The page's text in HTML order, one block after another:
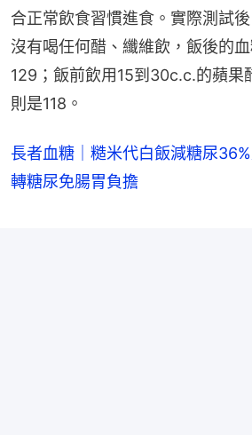
合正常飲食習慣進食。實際測試
沒有喝任何醋、纖維飲，飯後的
129；飯前飲用15到30c.c.的蘋果
則是118。
長者血糖｜糙米代白飯減糖尿
轉糖尿免腸胃負擔